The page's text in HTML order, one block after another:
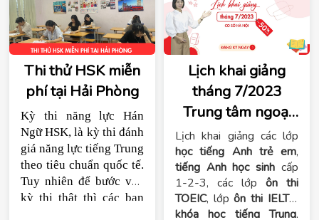
Thi thử HSK miễn
phí tại Hải Phòng
Kỳ thi năng lực Hán
Ngữ HSK, là kỳ thi đánh
giá năng lực tiếng Trung
theo tiêu chuẩn quốc tế.
Tuy nhiên để bước vào
kỳ thi thật thì các bạn
Lịch khai giảng
tháng 7/2023
Trung tâm ngoại
ngữ Tomato cơ sở
Hà Nội
Lịch khai giảng các lớp
học tiếng Anh trẻ em,
tiếng Anh học sinh cấp
1-2-3, các lớp ôn thi
TOEIC, lớp ôn thi IELTS
khóa học tiếng Trung,